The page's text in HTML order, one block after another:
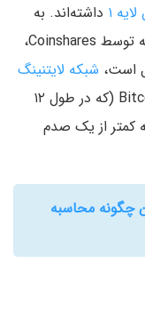
۱
داشته‌اند. به
عنوان مثال‌، بر‌اساس تحقیقات صورت گرفته توسط Coinshares‌،
است‌، شبکه لایتنینگ
هزینه تراکنش‌های مبتنی بر Bitcoin (که در طول ۱۲
است‌) را به کمتر از یک صدم
چگونه محاسبه